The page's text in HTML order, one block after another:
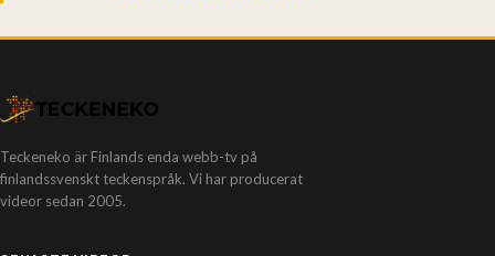
Teckeneko är Finlands enda webb-tv på
finlandssvenskt teckenspråk. Vi har producerat
videor sedan 2005.